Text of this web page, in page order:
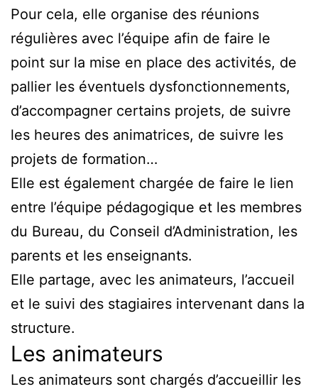
Pour cela, elle organise des réunions
régulières avec l’équipe afin de faire le
point sur la mise en place des activités, de
pallier les éventuels dysfonctionnements,
d’accompagner certains projets, de suivre
les heures des animatrices, de suivre les
projets de formation…
Elle est également chargée de faire le lien
entre l’équipe pédagogique et les membres
du Bureau, du Conseil d’Administration, les
parents et les enseignants.
Elle partage, avec les animateurs, l’accueil
et le suivi des stagiaires intervenant dans la
structure.
Les animateurs
Les animateurs sont chargés d’accueillir les